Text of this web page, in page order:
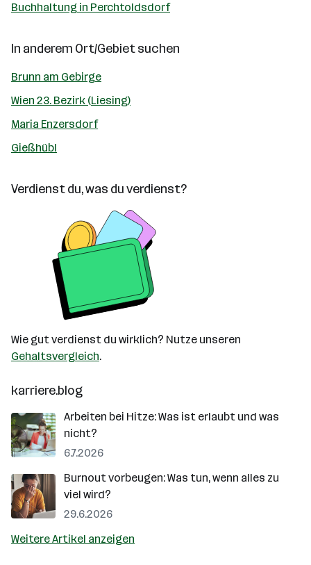
Buchhaltung in Perchtoldsdorf
In anderem Ort/Gebiet suchen
Brunn am Gebirge
Wien 23. Bezirk (Liesing)
Maria Enzersdorf
Gießhübl
Verdienst du, was du verdienst?
Wie gut verdienst du wirklich? Nutze unseren
Gehaltsvergleich.
karriere.blog
Arbeiten bei Hitze: Was ist erlaubt und was
nicht?
6.7.2026
Burnout vorbeugen: Was tun, wenn alles zu
viel wird?
29.6.2026
Weitere Artikel anzeigen